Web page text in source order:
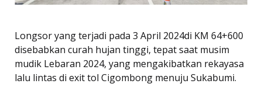
Longsor yang terjadi pada 3 April 2024di KM 64+600
disebabkan curah hujan tinggi, tepat saat musim
mudik Lebaran 2024, yang mengakibatkan rekayasa
lalu lintas di exit tol Cigombong menuju Sukabumi.